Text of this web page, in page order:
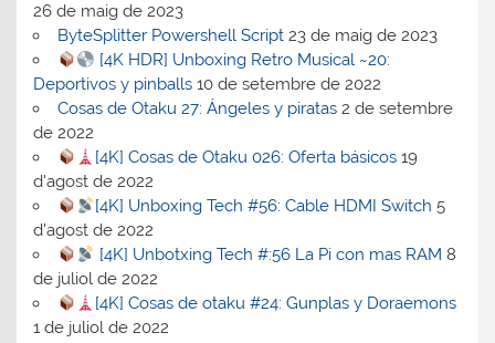
26 de maig de 2023
ByteSplitter Powershell Script 23 de maig de 2023
[4K HDR] Unboxing Retro Musical ~20:
Deportivos y pinballs 10 de setembre de 2022
Cosas de Otaku 27: Ángeles y piratas 2 de setembre
de 2022
[4K] Cosas de Otaku 026: Oferta básicos 19
d'agost de 2022
[4K] Unboxing Tech #56: Cable HDMI Switch 5
d'agost de 2022
[4K] Unbotxing Tech #:56 La Pi con mas RAM 8
de juliol de 2022
[4K] Cosas de otaku #24: Gunplas y Doraemons
1 de juliol de 2022